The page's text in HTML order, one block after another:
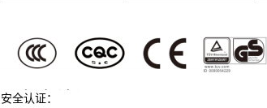
安全认证：